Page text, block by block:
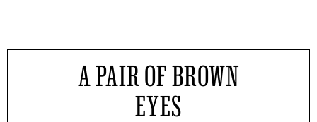
A PAIR OF BROWN
EYES